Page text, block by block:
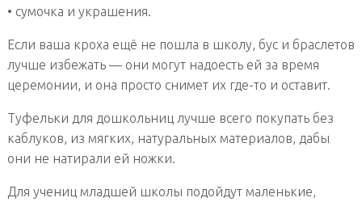
• сумочка и украшения.
Если ваша кроха ещё не пошла в школу, бус и браслетов
лучше избежать — они могут надоесть ей за время
церемонии, и она просто снимет их где-то и оставит.
Туфельки для дошкольниц лучше всего покупать без
каблуков, из мягких, натуральных материалов, дабы
они не натирали ей ножки.
Для учениц младшей школы подойдут маленькие,